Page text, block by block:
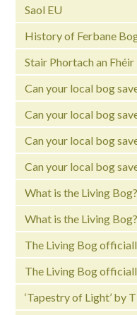
Saol EU
History of Ferbane
Stair Phortach an Fhéir
Can your local bog
Can your local bog
Can your local bog
Can your local bog
What is the Living Bog?
What is the Living Bog?
The Living Bog
The Living Bog
‘Tapestry of Light’ by